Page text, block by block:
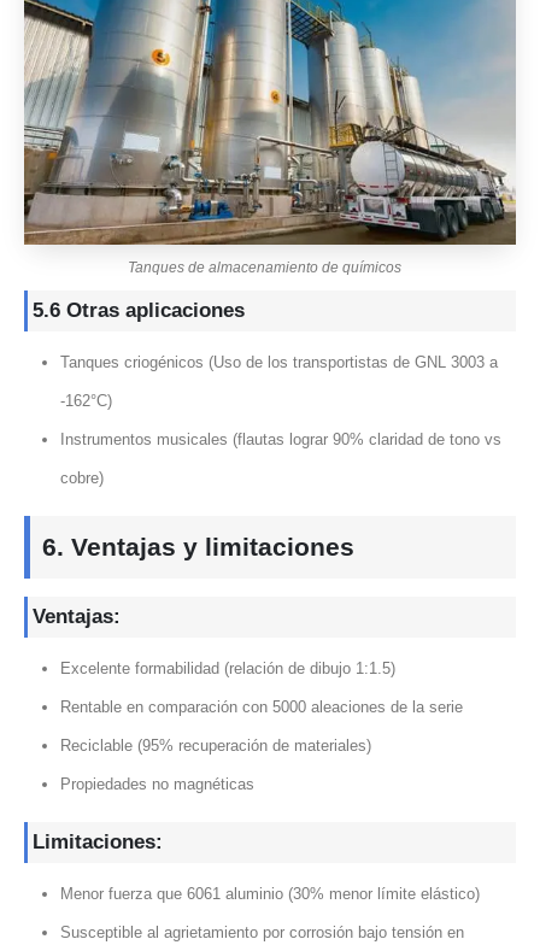
Tanques de almacenamiento de químicos
5.6 Otras aplicaciones
Tanques criogénicos (Uso de los transportistas de GNL 3003 a
-162°C)
Instrumentos musicales (flautas lograr 90% claridad de tono vs
cobre)
6. Ventajas y limitaciones
Ventajas:
Excelente formabilidad (relación de dibujo 1:1.5)
Rentable en comparación con 5000 aleaciones de la serie
Reciclable (95% recuperación de materiales)
Propiedades no magnéticas
Limitaciones:
Menor fuerza que 6061 aluminio (30% menor límite elástico)
Susceptible al agrietamiento por corrosión bajo tensión en